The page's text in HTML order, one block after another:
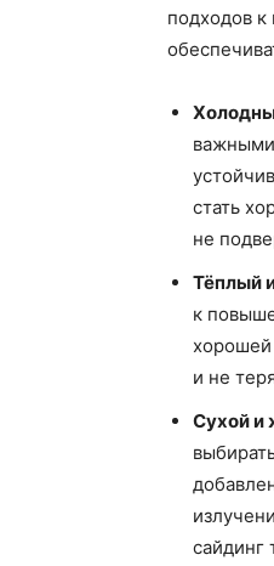
подходов
важными
стать
не
Тёплый
к
хорошей
и не
Сухой и
сайдинг